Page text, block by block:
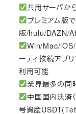
共用サーバか
プレミアム版
版/hulu/DAZN/
Win/Mac/iOS/
ーティ接続アプ
利用可能
業界最多の同
中国国内決済
号資産